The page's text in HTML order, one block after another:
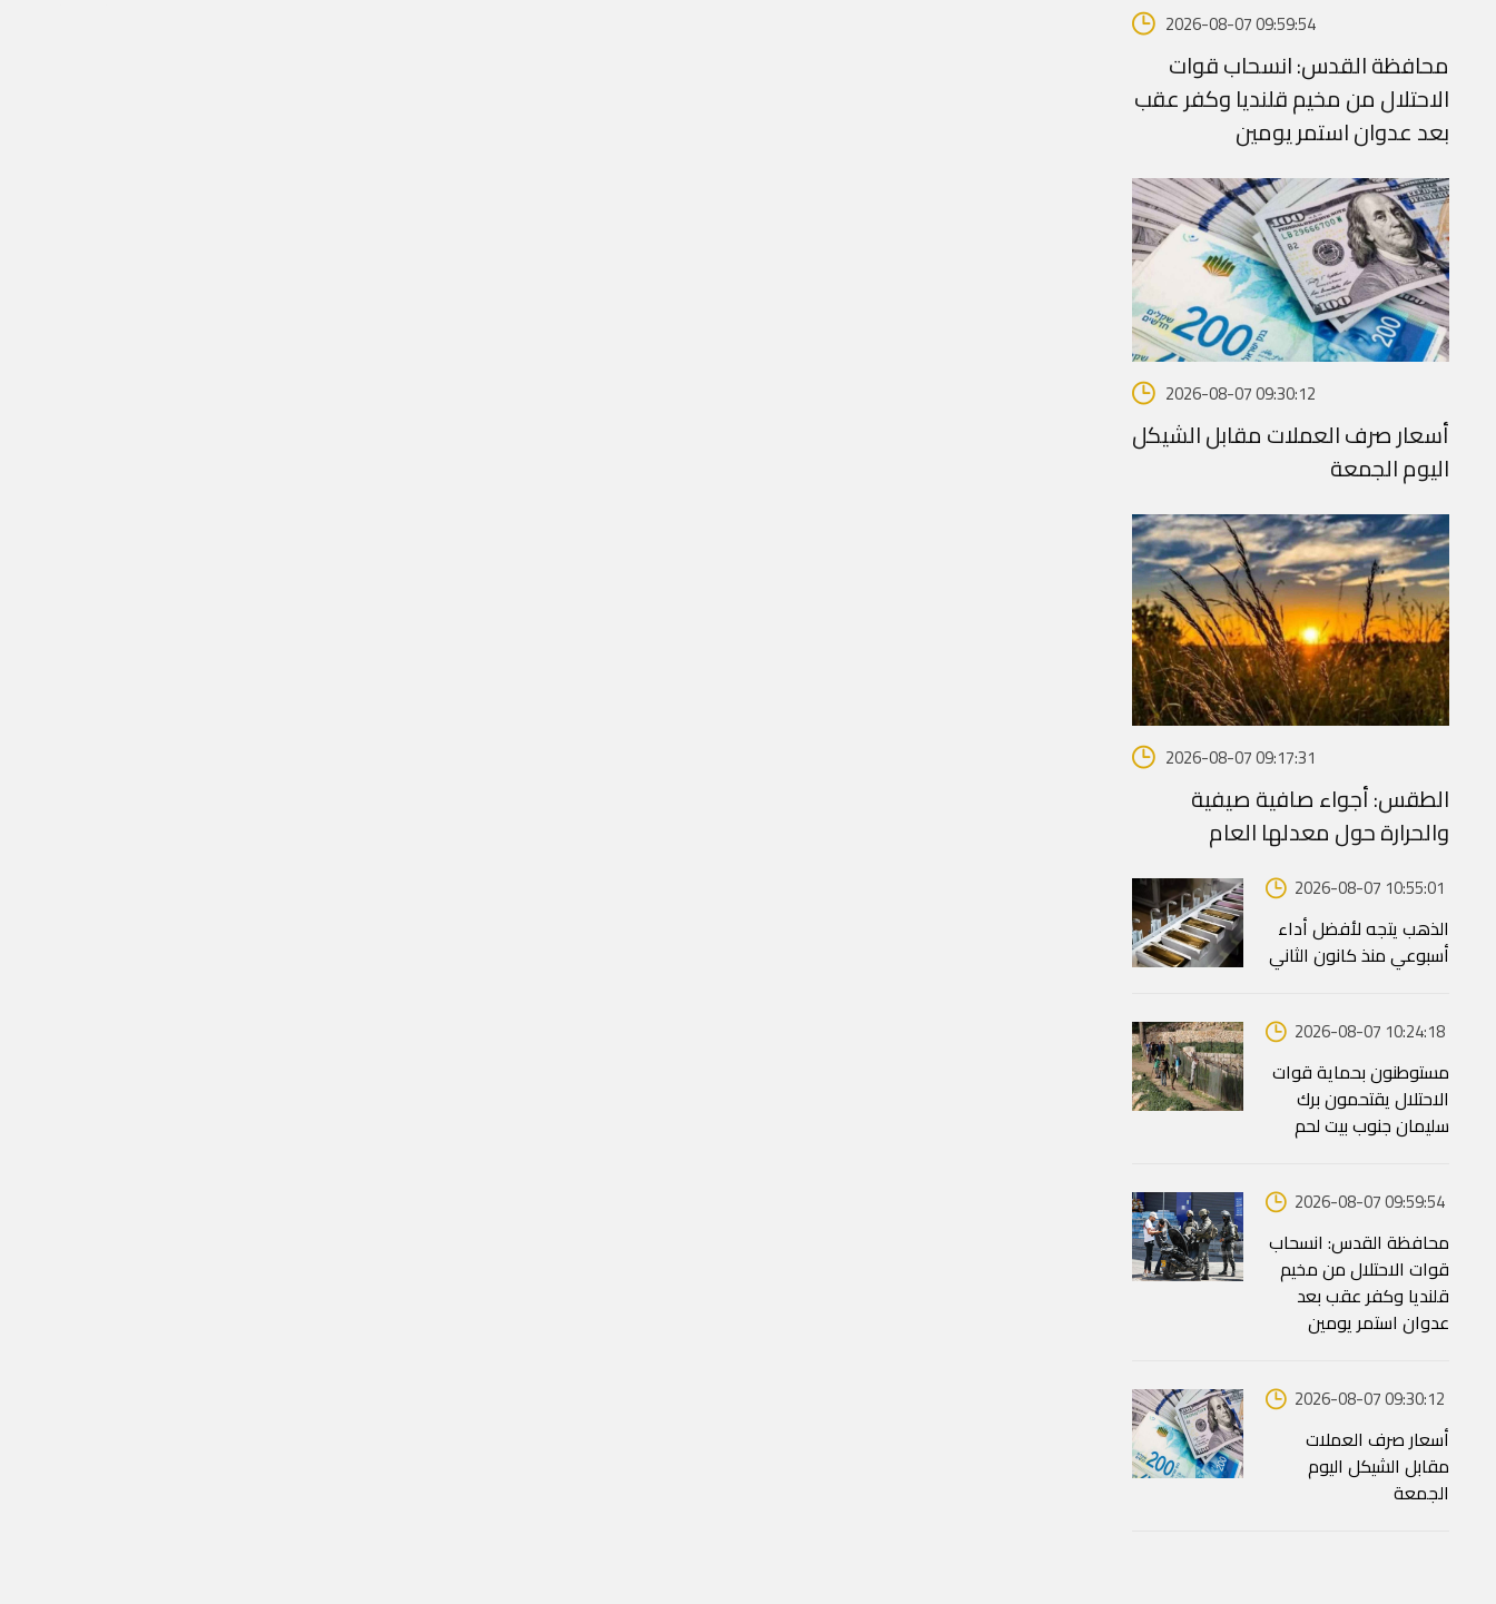
2026-08-07 09:59:54
محافظة القدس: انسحاب قوات
الاحتلال من مخيم قلنديا وكفر عقب
بعد عدوان استمر يومين
2026-08-07 09:30:12
أسعار صرف العملات مقابل الشيكل
اليوم الجمعة
2026-08-07 09:17:31
الطقس: أجواء صافية صيفية
والحرارة حول معدلها العام
2026-08-07 10:55:01
الذهب يتجه لأفضل أداء
أسبوعي منذ كانون الثاني
2026-08-07 10:24:18
مستوطنون بحماية قوات
الاحتلال يقتحمون برك
سليمان جنوب بيت لحم
2026-08-07 09:59:54
محافظة القدس: انسحاب
قوات الاحتلال من مخيم
قلنديا وكفر عقب بعد
عدوان استمر يومين
2026-08-07 09:30:12
أسعار صرف العملات
مقابل الشيكل اليوم
الجمعة